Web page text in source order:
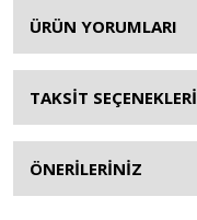
ÜRÜN YORUMLARI
TAKSİT SEÇENEKLERİ
ÖNERİLERİNİZ